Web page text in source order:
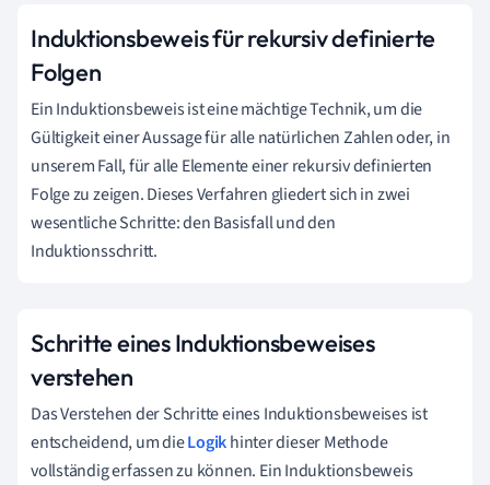
Induktionsbeweis für rekursiv definierte
Folgen
Ein Induktionsbeweis ist eine mächtige Technik, um die
Gültigkeit einer Aussage für alle natürlichen Zahlen oder, in
unserem Fall, für alle Elemente einer rekursiv definierten
Folge zu zeigen. Dieses Verfahren gliedert sich in zwei
wesentliche Schritte: den Basisfall und den
Induktionsschritt.
Schritte eines Induktionsbeweises
verstehen
Das Verstehen der Schritte eines Induktionsbeweises ist
entscheidend, um dieLogikhinter dieser Methode
vollständig erfassen zu können. Ein Induktionsbeweis